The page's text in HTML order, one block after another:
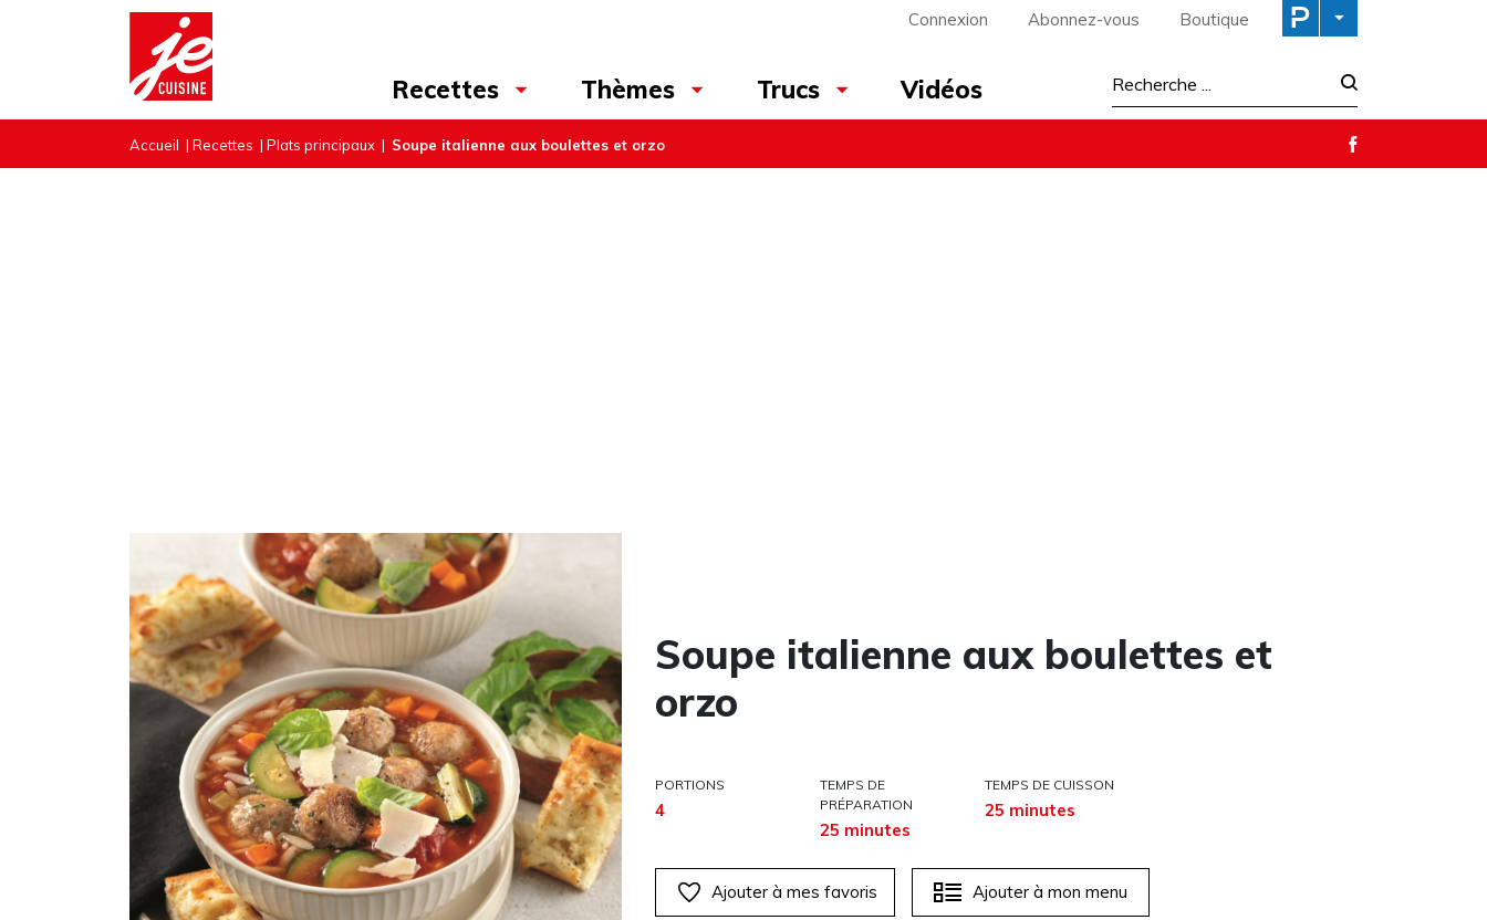
Connexion Abonnez-vous Boutique
Recettes Thèmes Trucs Vidéos
Accueil | Recettes | Plats principaux | Soupe italienne aux boulettes et orzo
Soupe italienne aux boulettes et
orzo
PORTIONS
4
TEMPS DE
PRÉPARATION
25 minutes
TEMPS DE CUISSON
25 minutes
Ajouter à mes favoris Ajouter à mon menu